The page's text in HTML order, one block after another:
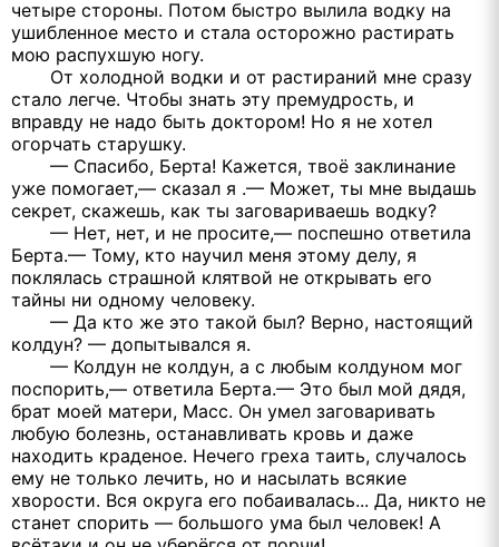
четыре стороны. Потом быстро вылила водку на
ушибленное место и стала осторожно растирать
мою распухшую ногу.
От холодной водки и от растираний мне сразу
стало легче. Чтобы знать эту премудрость, и
вправду не надо быть доктором! Но я не хотел
огорчать старушку.
— Спасибо, Берта! Кажется, твоё заклинание
уже помогает,— сказал я .— Может, ты мне выдашь
секрет, скажешь, как ты заговариваешь водку?
— Нет, нет, и не просите,— поспешно ответила
Берта.— Тому, кто научил меня этому делу, я
поклялась страшной клятвой не открывать его
тайны ни одному человеку.
— Да кто же это такой был? Верно, настоящий
колдун? — допытывался я.
— Колдун не колдун, а с любым колдуном мог
поспорить,— ответила Берта.— Это был мой дядя,
брат моей матери, Масс. Он умел заговаривать
любую болезнь, останавливать кровь и даже
находить краденое. Нечего греха таить, случалось
ему не только лечить, но и насылать всякие
хворости. Вся округа его побаивалась... Да, никто не
станет спорить — большого ума был человек! А